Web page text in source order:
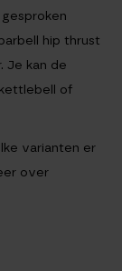
hip thrust
Je kan de
of
varianten er
over